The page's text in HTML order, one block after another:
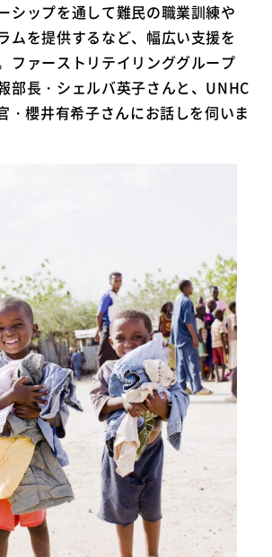
シップを通して難民の職業訓練や
ムを提供するなど、幅広い支援を
ファーストリテイリンググループ
部長・シェルバ英子さんと、UNHC
・櫻井有希子さんにお話しを伺いま